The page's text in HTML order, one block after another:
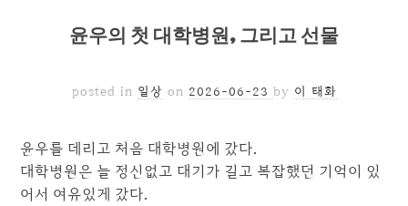
윤우의 첫 대학병원, 그리고 선물
posted in 일상 on 2026-06-23 by 이 태화
윤우를 데리고 처음 대학병원에 갔다.
대학병원은 늘 정신없고 대기가 길고 복잡했던 기억이 있
어서 여유있게 갔다.